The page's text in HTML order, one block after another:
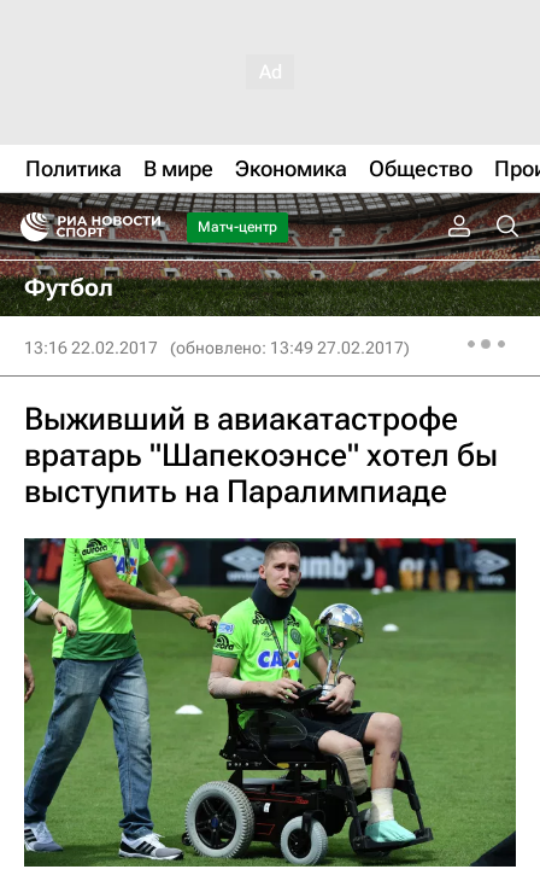
Политика В мире Экономика Общество
Матч-центр
Футбол
13:16 22.02.2017 (обновлено: 13:49 27.02.2017)
Выживший в авиакатастрофе
вратарь "Шапекоэнсе" хотел бы
выступить на Паралимпиаде